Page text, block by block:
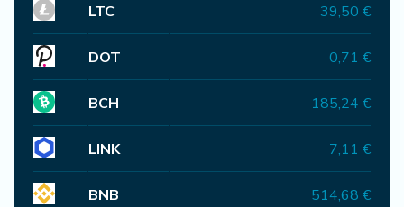
LTC 39,50 €
DOT 0,71 €
BCH 185,24 €
LINK 7,11 €
BNB 514,68 €